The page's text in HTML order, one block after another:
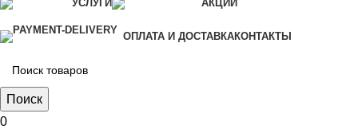
УСЛУГИ АКЦИИ
ОПЛАТА И ДОСТАВКАКОНТАКТЫ
Поиск
0